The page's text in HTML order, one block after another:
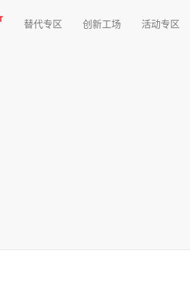
替代专区 创新工场 活动专区